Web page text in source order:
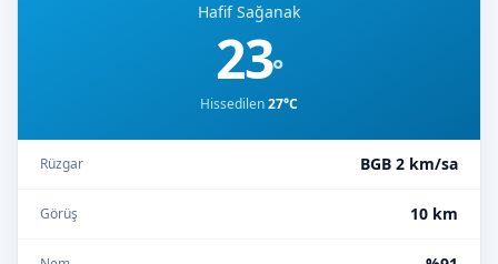
Hafif Sağanak
23°
Hissedilen27°C
Rüzgar BGB 2 km/sa
Görüş 10 km